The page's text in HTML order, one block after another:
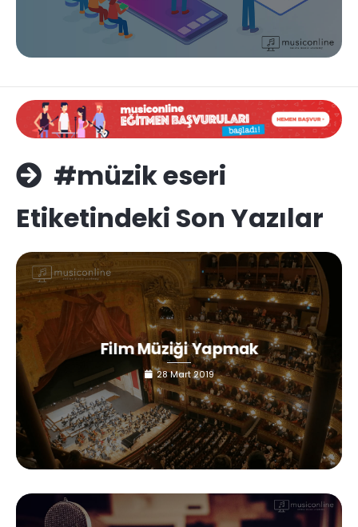
#müzik eseri
Etiketindeki Son Yazılar
Film Müziği Yapmak
28 Mart 2019